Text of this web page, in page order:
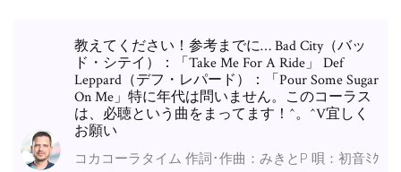
教えてください！参考までに… Bad City（バッ
ド・シテイ）：「Take Me For A Ride」 Def
Leppard（デフ・レパード）：「Pour Some Sugar
On Me」特に年代は問いません。このコーラス
は、必聴という曲をまってます！^。^V宜しく
お願い
コカコーラタイム 作詞･作曲：みきとP 唄：初音ﾐｸ